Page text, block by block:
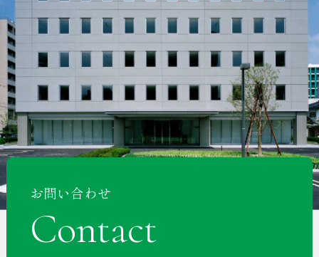
お問い合わせ
Contact